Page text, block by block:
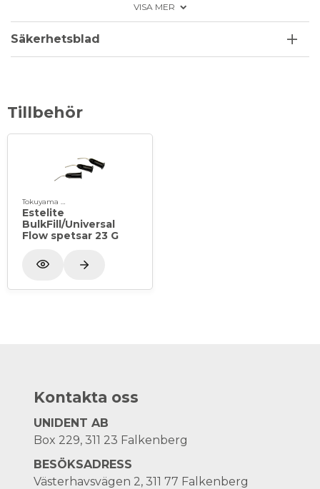
högglans. Snabbhärdande - endast 10 sekunder,
VISA MER
Säkerhetsblad
Tillbehör
Tokuyama Dental
Estelite
BulkFill/Universal
Flow spetsar 23 G
Kontakta oss
UNIDENT AB
Box 229, 311 23 Falkenberg
BESÖKSADRESS
Västerhavsvägen 2, 311 77 Falkenberg